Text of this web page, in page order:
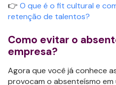
👉 O que é o fit cultural e
retenção de talentos?
Como evitar o
empresa?
Agora que você já conhece
provocam o absenteísmo em